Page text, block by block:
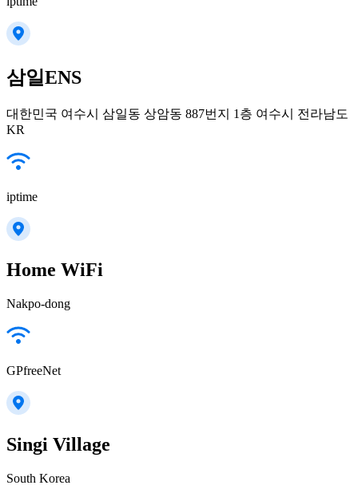
삼일ENS
대한민국 여수시 삼일동 상암동 887번지 1층 여수시 전라남도
KR
iptime
Home WiFi
Nakpo-dong
GPfreeNet
Singi Village
South Korea